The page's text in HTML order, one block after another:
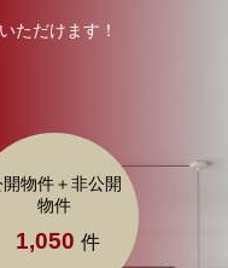
ただけます！
開物件＋非公開
物件
1,050 件